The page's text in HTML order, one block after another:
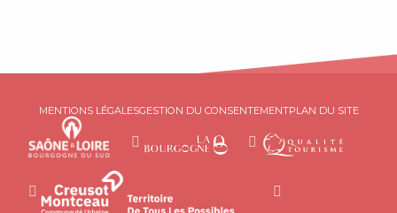
MENTIONS LÉGALESGESTION DU CONSENTEMENTPLAN DU SITE